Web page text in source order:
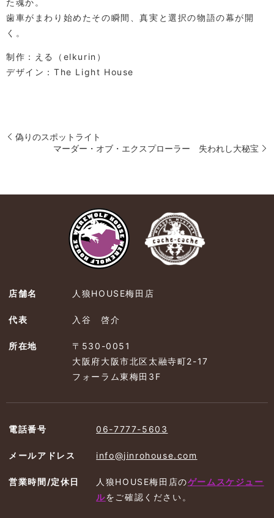
歯車がまわり始めたその瞬間、真実と選択の物語の幕が開
く。
制作：える（elkurin）
デザイン：The Light House
偽りのスポットライト
マーダー・オブ・エクスプローラー 失われし大秘宝
店舗名 人狼HOUSE梅田店
代表 入谷 啓介
所在地
〒530-0051
大阪府大阪市北区太融寺町2-17
フォーラム東梅田3F
電話番号 06-7777-5603
メールアドレス info@jinrohouse.com
営業時間/定休日 人狼HOUSE梅田店のゲームスケジュー
ルを ご確認ください。